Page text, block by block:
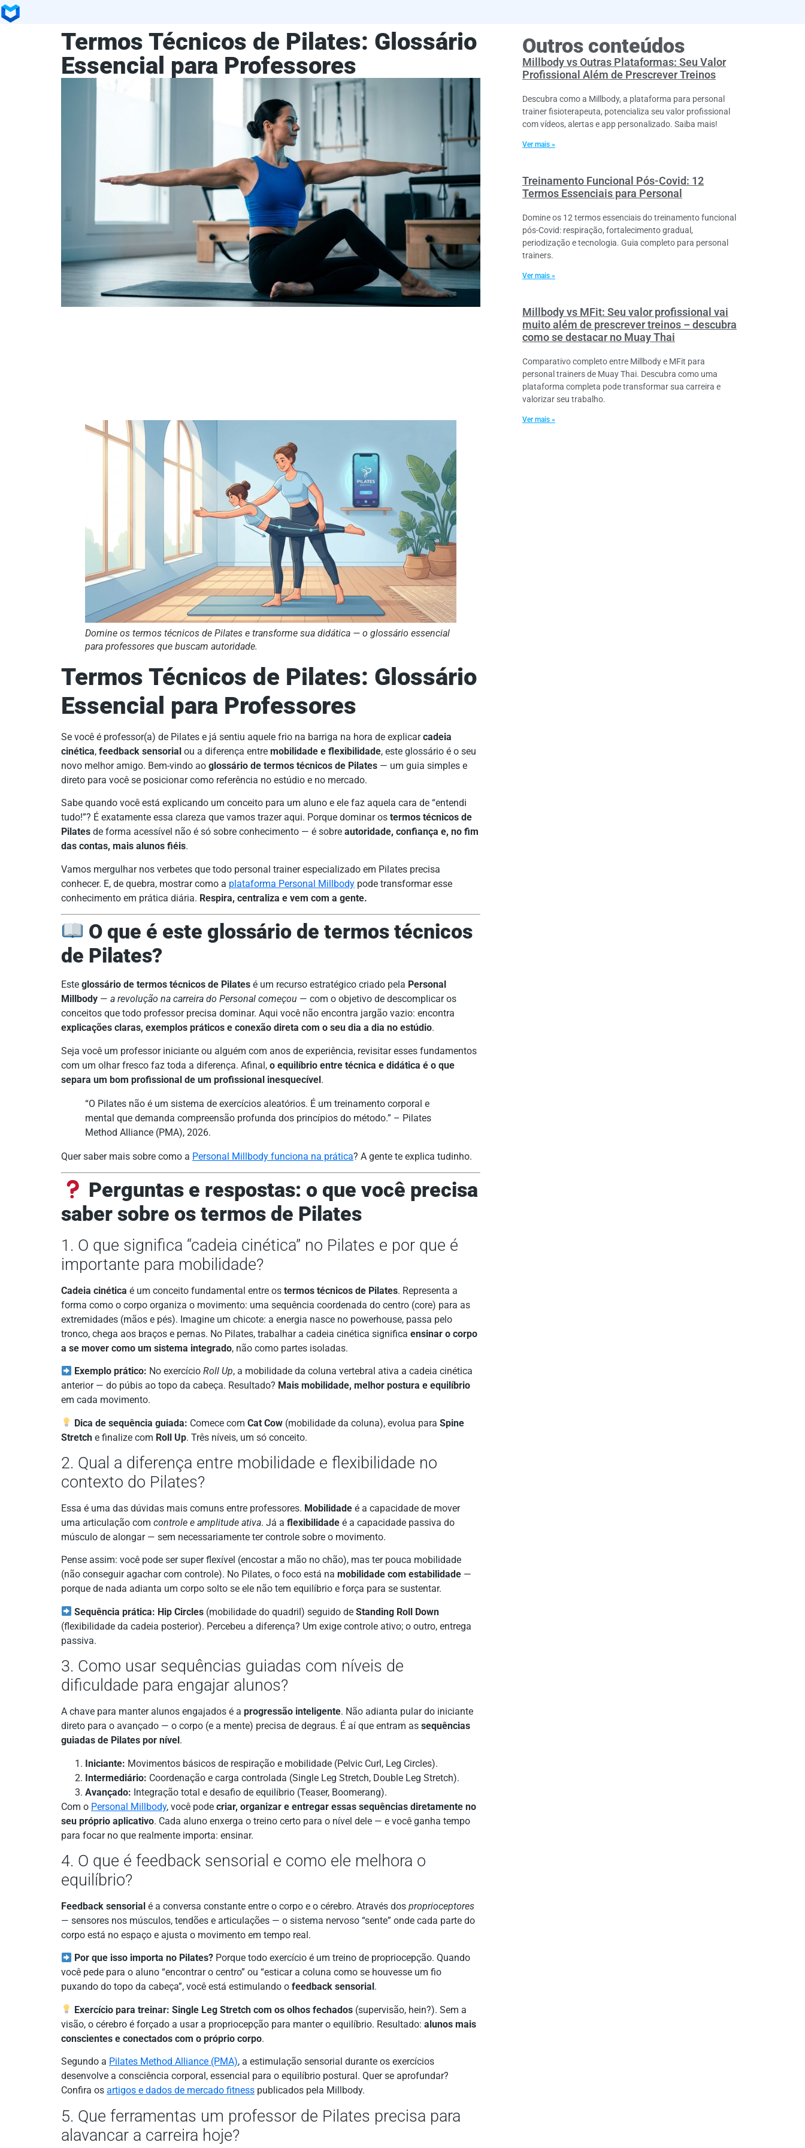
Termos Técnicos de Pilates: Glossário
Essencial para Professores
Domine os termos técnicos de Pilates e transforme sua didática — o glossário essencial
para professores que buscam autoridade.
Termos Técnicos de Pilates: Glossário
Essencial para Professores
Se você é professor(a) de Pilates e já sentiu aquele frio na barriga na hora de explicarcadeia
cinética, feedback sensorial ou a diferença entre mobilidade e flexibilidade, este glossário é o seu
novo melhor amigo. Bem-vindo ao glossário de termos técnicos de Pilates — um guia simples e
direto para você se posicionar como referência no estúdio e no mercado.
Sabe quando você está explicando um conceito para um aluno e ele faz aquela cara de “entendi
tudo!”? É exatamente essa clareza que vamos trazer aqui. Porque dominar os termos técnicos de
Pilates de forma acessível não é só sobre conhecimento — é sobre autoridade, confiança e, no fim
das contas, mais alunos fiéis.
Vamos mergulhar nos verbetes que todo personal trainer especializado em Pilates precisa
conhecer. E, de quebra, mostrar como a plataforma Personal Millbody pode transformar esse
conhecimento em prática diária. Respira, centraliza e vem com a gente.
O que é este glossário de termos técnicos
de Pilates?
Este glossário de termos técnicos de Pilates é um recurso estratégico criado pela Personal
Millbody — a revolução na carreira do Personal começou — com o objetivo de descomplicar os
conceitos que todo professor precisa dominar. Aqui você não encontra jargão vazio: encontra
explicações claras, exemplos práticos e conexão direta com o seu dia a dia no estúdio.
Seja você um professor iniciante ou alguém com anos de experiência, revisitar esses fundamentos
com um olhar fresco faz toda a diferença. Afinal, o equilíbrio entre técnica e didática é o que
separa um bom profissional de um profissional inesquecível.
“O Pilates não é um sistema de exercícios aleatórios. É um treinamento corporal e
mental que demanda compreensão profunda dos princípios do método.” – Pilates
Method Alliance (PMA), 2026.
Quer saber mais sobre como a Personal Millbody funciona na prática? A gente te explica tudinho.
Perguntas e respostas: o que você precisa
saber sobre os termos de Pilates
1. O que significa “cadeia cinética” no Pilates e por que é
importante para mobilidade?
Cadeia cinética é um conceito fundamental entre os termos técnicos de Pilates. Representa a
forma como o corpo organiza o movimento: uma sequência coordenada do centro (core) para as
extremidades (mãos e pés). Imagine um chicote: a energia nasce no powerhouse, passa pelo
tronco, chega aos braços e pernas. No Pilates, trabalhar a cadeia cinética significa ensinar o corpo
a se mover como um sistema integrado, não como partes isoladas.
Exemplo prático: No exercícioRoll Up, a mobilidade da coluna vertebral ativa a cadeia cinética
anterior — do púbis ao topo da cabeça. Resultado? Mais mobilidade, melhor postura e equilíbrio
em cada movimento.
Dica de sequência guiada: Comece comCat Cow (mobilidade da coluna), evolua paraSpine
Stretch e finalize com Roll Up. Três níveis, um só conceito.
2. Qual a diferença entre mobilidade e flexibilidade no
contexto do Pilates?
Essa é uma das dúvidas mais comuns entre professores. Mobilidade é a capacidade de mover
uma articulação com controle e amplitude ativa. Já a flexibilidade é a capacidade passiva do
músculo de alongar — sem necessariamente ter controle sobre o movimento.
Pense assim: você pode ser super flexível (encostar a mão no chão), mas ter pouca mobilidade
(não conseguir agachar com controle). No Pilates, o foco está na mobilidade com estabilidade —
porque de nada adianta um corpo solto se ele não tem equilíbrio e força para se sustentar.
Sequência prática: Hip Circles (mobilidade do quadril) seguido deStanding Roll Down
(flexibilidade da cadeia posterior). Percebeu a diferença? Um exige controle ativo; o outro, entrega
passiva.
3. Como usar sequências guiadas com níveis de
dificuldade para engajar alunos?
A chave para manter alunos engajados é a progressão inteligente. Não adianta pular do iniciante
direto para o avançado — o corpo (e a mente) precisa de degraus. É aí que entram as sequências
guiadas de Pilates por nível .
Iniciante: Movimentos básicos de respiração e mobilidade (Pelvic Curl, Leg Circles).
Intermediário: Coordenação e carga controlada (Single Leg Stretch, Double Leg Stretch).
Avançado: Integração total e desafio de equilíbrio (Teaser, Boomerang).
Com o Personal Millbody, você pode criar, organizar e entregar essas sequências diretamente no
seu próprio aplicativo. Cada aluno enxerga o treino certo para o nível dele — e você ganha tempo
para focar no que realmente importa: ensinar.
4. O que é feedback sensorial e como ele melhora o
equilíbrio?
Feedback sensorial é a conversa constante entre o corpo e o cérebro. Através dos proprioceptores
— sensores nos músculos, tendões e articulações — o sistema nervoso “sente” onde cada parte do
corpo está no espaço e ajusta o movimento em tempo real.
Por que isso importa no Pilates? Porque todo exercício é um treino de propriocepção. Quando
você pede para o aluno “encontrar o centro” ou “esticar a coluna como se houvesse um fio
puxando do topo da cabeça”, você está estimulando o feedback sensorial .
Exercício para treinar: Single Leg Stretch com os olhos fechados (supervisão, hein?). Sem a
visão, o cérebro é forçado a usar a propriocepção para manter o equilíbrio. Resultado: alunos mais
conscientes e conectados com o próprio corpo.
Segundo a Pilates Method Alliance (PMA), a estimulação sensorial durante os exercícios
desenvolve a consciência corporal, essencial para o equilíbrio postural. Quer se aprofundar?
Confira os artigos e dados de mercado fitness publicados pela Millbody.
5. Que ferramentas um professor de Pilates precisa para
alavancar a carreira hoje?
Outros conteúdos
Millbody vs Outras Plataformas: Seu Valor
Profissional Além de Prescrever Treinos
Descubra como a Millbody, a plataforma para personal
trainer fisioterapeuta, potencializa seu valor profissional
com vídeos, alertas e app personalizado. Saiba mais!
Ver mais »
Treinamento Funcional Pós-Covid: 12
Termos Essenciais para Personal
Domine os 12 termos essenciais do treinamento funcional
pós-Covid: respiração, fortalecimento gradual,
periodização e tecnologia. Guia completo para personal
trainers.
Ver mais »
Millbody vs MFit: Seu valor profissional vai
muito além de prescrever treinos – descubra
como se destacar no Muay Thai
Comparativo completo entre Millbody e MFit para
personal trainers de Muay Thai. Descubra como uma
plataforma completa pode transformar sua carreira e
valorizar seu trabalho.
Ver mais »